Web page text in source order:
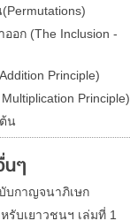
อก (The Inclusion -
Principle)
Principle)
น
นๆ
บกาญจนาภิเษก
รับเยาวชนฯ เล่มที่ 1